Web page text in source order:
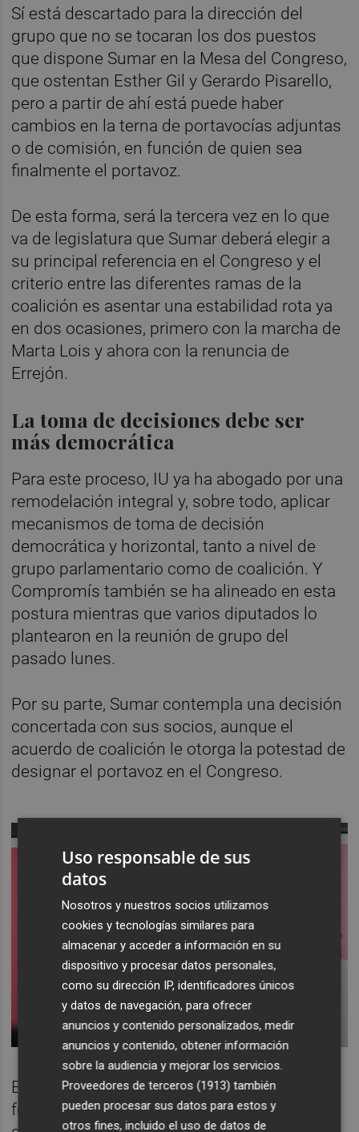
Sí está descartado para la dirección del
grupo que no se tocaran los dos puestos
que dispone Sumar en la Mesa del Congreso,
que ostentan Esther Gil y Gerardo Pisarello,
pero a partir de ahí está puede haber
cambios en la terna de portavocías adjuntas
o de comisión, en función de quien sea
finalmente el portavoz.
De esta forma, será la tercera vez en lo que
va de legislatura que Sumar deberá elegir a
su principal referencia en el Congreso y el
criterio entre las diferentes ramas de la
coalición es asentar una estabilidad rota ya
en dos ocasiones, primero con la marcha de
Marta Lois y ahora con la renuncia de
Errejón.
La toma de decisiones debe ser
más democrática
Para este proceso, IU ya ha abogado por una
remodelación integral y, sobre todo, aplicar
mecanismos de toma de decisión
democrática y horizontal, tanto a nivel de
grupo parlamentario como de coalición. Y
Compromís también se ha alineado en esta
postura mientras que varios diputados lo
plantearon en la reunión de grupo del
pasado lunes.
Por su parte, Sumar contempla una decisión
concertada con sus socios, aunque el
acuerdo de coalición le otorga la potestad de
designar el portavoz en el Congreso.
El consenso genérico es que ahora la
formación está tocada y que han quedado
Uso responsable de sus
datos
Nosotros y nuestros socios utilizamos
cookies y tecnologías similares para
almacenar y acceder a información en su
dispositivo y procesar datos personales,
como su dirección IP, identificadores únicos
y datos de navegación, para ofrecer
anuncios y contenido personalizados, medir
anuncios y contenido, obtener información
sobre la audiencia y mejorar los servicios.
Proveedores de terceros (1913) también
pueden procesar sus datos para estos y
otros fines, incluido el uso de datos de